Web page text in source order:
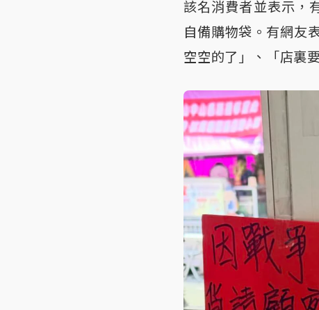
該名消費者並表示，
自備購物袋。有網友
空空的了」、「店裏